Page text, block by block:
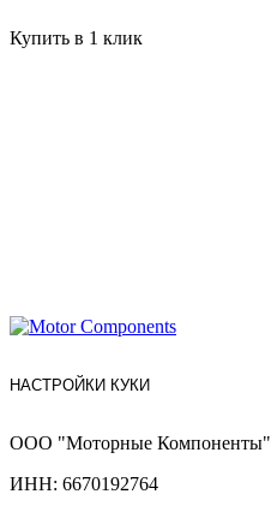
Купить в 1 клик
НАСТРОЙКИ КУКИ
ООО "Моторные Компоненты"
ИНН: 6670192764